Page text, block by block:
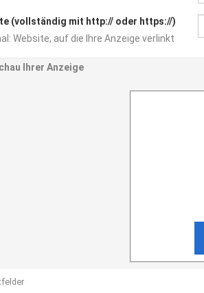
(vollständig mit http:// oder https://)
Website, auf die Ihre Anzeige verlinkt
Ihrer Anzeige